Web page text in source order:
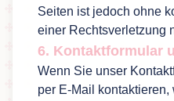
Seiten ist jedoch ohne
einer Rechtsverletzung
6. Kontaktformular
Wenn Sie unser
per E-Mail kontaktieren,